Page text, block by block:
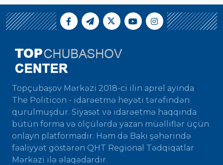
Topçubaşov Mərkəzi 2018-ci ilin aprel ayında
The Politicon - idarəetmə heyəti tərəfindən
qurulmuşdur. Siyasət və idarəetmə haqqında
bütün forma və ölçülərdə yazan müəlliflər üçün
onlayn platformadır. Həm də Bakı şəhərində
fəaliyyət göstərən QHT Regional Tədqiqatlar
Mərkəzi ilə əlaqədardır.